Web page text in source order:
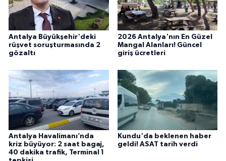
Antalya Büyükşehir'deki
rüşvet soruşturmasında 2
gözaltı
2026 Antalya'nın En Güzel
Mangal Alanları! Güncel
giriş ücretleri
Antalya Havalimanı’nda
kriz büyüyor: 2 saat bagaj,
40 dakika trafik, Terminal 1
Kundu'da beklenen haber
geldi! ASAT tarih verdi